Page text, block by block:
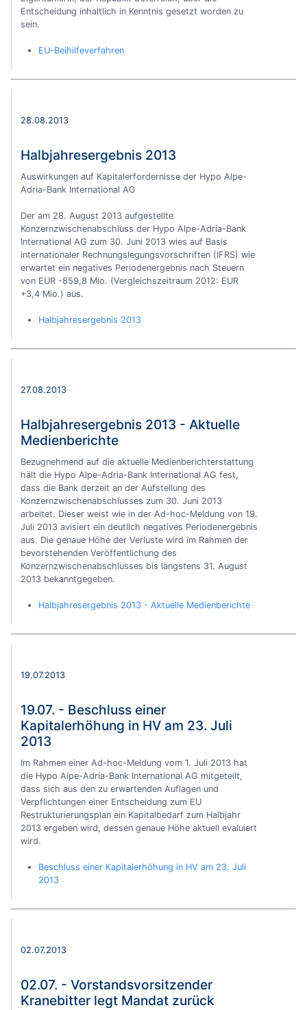
Entscheidung inhaltlich in Kenntnis gesetzt worden zu
sein.
EU-Beihilfeverfahren
28.08.2013
Halbjahresergebnis 2013
Auswirkungen auf Kapitalerfordernisse der Hypo Alpe-
Adria-Bank International AG
Der am 28. August 2013 aufgestellte
Konzernzwischenabschluss der Hypo Alpe-Adria-Bank
International AG zum 30. Juni 2013 wies auf Basis
internationaler Rechnungslegungsvorschriften (IFRS) wie
erwartet ein negatives Periodenergebnis nach Steuern
von EUR -859,8 Mio. (Vergleichszeitraum 2012: EUR
+3,4 Mio.) aus.
Halbjahresergebnis 2013
27.08.2013
Halbjahresergebnis 2013 - Aktuelle
Medienberichte
Bezugnehmend auf die aktuelle Medienberichterstattung
hält die Hypo Alpe-Adria-Bank International AG fest,
dass die Bank derzeit an der Aufstellung des
Konzernzwischenabschlusses zum 30. Juni 2013
arbeitet. Dieser weist wie in der Ad-hoc-Meldung von 19.
Juli 2013 avisiert ein deutlich negatives Periodenergebnis
aus. Die genaue Höhe der Verluste wird im Rahmen der
bevorstehenden Veröffentlichung des
Konzernzwischenabschlusses bis längstens 31. August
2013 bekanntgegeben.
Halbjahresergebnis 2013 - Aktuelle Medienberichte
19.07.2013
19.07. - Beschluss einer
Kapitalerhöhung in HV am 23. Juli
2013
Im Rahmen einer Ad-hoc-Meldung vom 1. Juli 2013 hat
die Hypo Alpe-Adria-Bank International AG mitgeteilt,
dass sich aus den zu erwartenden Auflagen und
Verpflichtungen einer Entscheidung zum EU
Restrukturierungsplan ein Kapitalbedarf zum Halbjahr
2013 ergeben wird, dessen genaue Höhe aktuell evaluiert
wird.
Beschluss einer Kapitalerhöhung in HV am 23. Juli
2013
02.07.2013
02.07. - Vorstandsvorsitzender
Kranebitter legt Mandat zurück